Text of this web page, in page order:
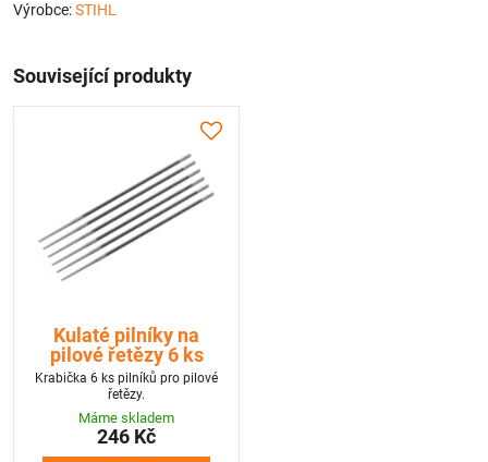
Výrobce:STIHL
Související produkty
Kulaté pilníky na
pilové řetězy 6 ks
Krabička 6 ks pilníků pro pilové
řetězy.
Máme skladem
246 Kč